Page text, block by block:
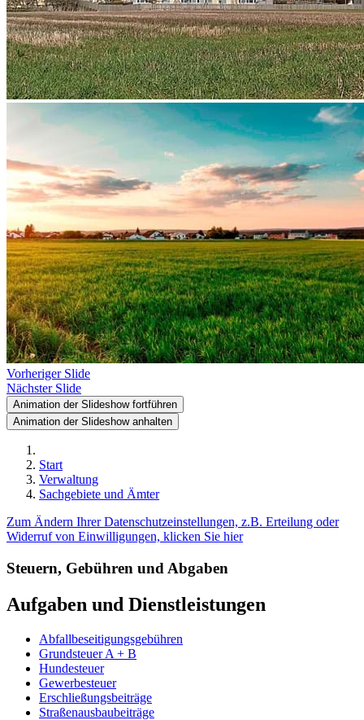
Vorheriger Slide
Nächster Slide
Animation der Slideshow fortführen
Animation der Slideshow anhalten
Start
Verwaltung
Sachgebiete und Ämter
Zum Ändern Ihrer Datenschutzeinstellungen, z.B. Erteilung oder
Widerruf von Einwilligungen, klicken Sie hier
Steuern, Gebühren und Abgaben
Aufgaben und Dienstleistungen
Abfallbeseitigungsgebühren
Grundsteuer A + B
Hundesteuer
Gewerbesteuer
Erschließungsbeiträge
Straßenausbaubeiträge